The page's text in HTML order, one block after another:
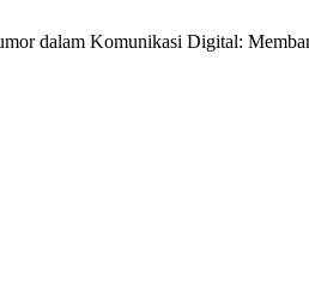
dalam Komunikasi Digital: